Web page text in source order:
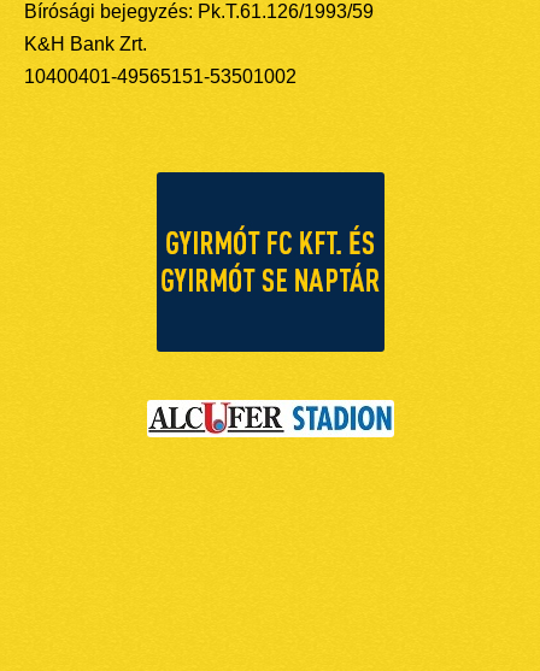
Bírósági bejegyzés: Pk.T.61.126/1993/59
K&H Bank Zrt.
10400401-49565151-53501002